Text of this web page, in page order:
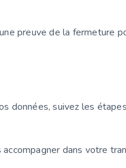
preuve de la fermeture
données, suivez les
dans votre